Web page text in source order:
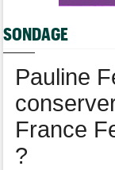
Le Mercato
Tour de France
Demi Vollering
SONDAGE
Pauline
France
?